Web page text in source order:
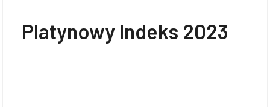
Platynowy Indeks 2023